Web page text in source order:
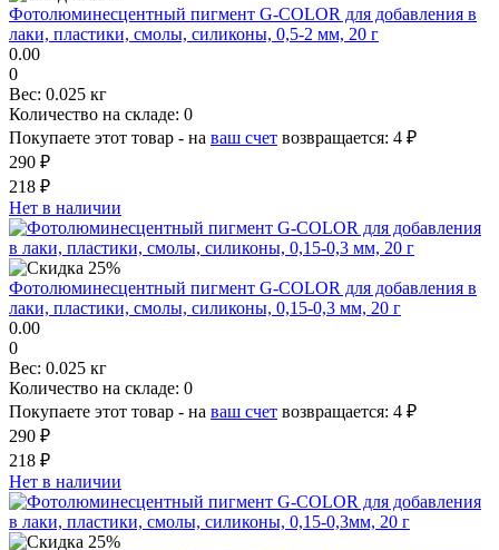
Фотолюминесцентный пигмент G-COLOR для добавления в
лаки, пластики, смолы, силиконы, 0,5-2 мм, 20 г
0.00
0
Вес: 0.025 кг
Количество на складе: 0
Покупаете этот товар - на ваш счет возвращается: 4 ₽
290 ₽
218 ₽
Нет в наличии
Фотолюминесцентный пигмент G-COLOR для добавления в
лаки, пластики, смолы, силиконы, 0,15-0,3 мм, 20 г
0.00
0
Вес: 0.025 кг
Количество на складе: 0
Покупаете этот товар - на ваш счет возвращается: 4 ₽
290 ₽
218 ₽
Нет в наличии